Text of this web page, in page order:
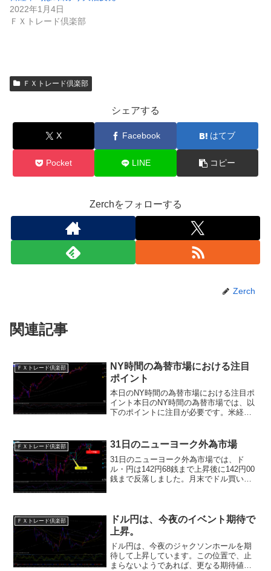
2022年1月4日
ＦＸトレード倶楽部
ＦＸトレード倶楽部
シェアする
X Facebook はてブ
Pocket LINE コピー
Zerchをフォローする
Zerch
関連記事
ＦＸトレード倶楽部
NY時間の為替市場における注目
ポイント
本日のNY時間の為替市場における注目ポ
イント本日のNY時間の為替市場では、以
下のポイントに注目が必要です。米経済
ンフレ率の動向が注目されます。インフ
レ率が高まると、米連...
ＦＸトレード倶楽部 31日のニューヨーク外為市場
31日のニューヨーク外為市場では、ド
ル・円は142円68銭まで上昇後に142円00
銭まで反落しました。月末でドル買いが
ました。一方...
ＦＸトレード倶楽部
ドル円は、今夜のイベント期待で
上昇。
ドル円は、今夜のジャクソンホールを期
待して上昇しています。この位置で、止
まらないようであれば、更なる期待値で